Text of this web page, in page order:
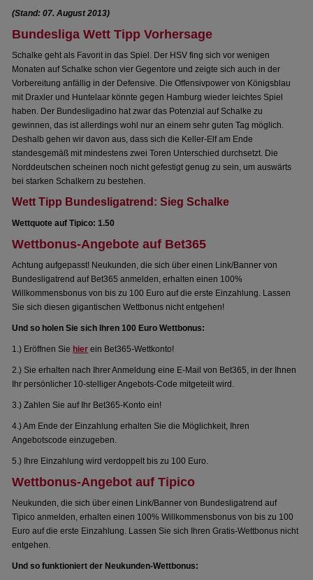
(Stand: 07. August 2013)
Bundesliga Wett Tipp Vorhersage
Schalke geht als Favorit in das Spiel. Der HSV fing sich vor wenigen
Monaten auf Schalke schon vier Gegentore und zeigte sich auch in der
Vorbereitung anfällig in der Defensive. Die Offensivpower von Königsblau
mit Draxler und Huntelaar könnte gegen Hamburg wieder leichtes Spiel
haben. Der Bundesligadino hat zwar das Potenzial auf Schalke zu
gewinnen, das ist allerdings wohl nur an einem sehr guten Tag möglich.
Deshalb gehen wir davon aus, dass sich die Keller-Elf am Ende
standesgemäß mit mindestens zwei Toren Unterschied durchsetzt. Die
Norddeutschen scheinen noch nicht gefestigt genug zu sein, um auswärts
bei starken Schalkern zu bestehen.
Wett Tipp Bundesligatrend: Sieg Schalke
Wettquote auf Tipico: 1.50
Wettbonus-Angebote auf Bet365
Achtung aufgepasst! Neukunden, die sich über einen Link/Banner von
Bundesligatrend auf Bet365 anmelden, erhalten einen 100%
Willkommensbonus von bis zu 100 Euro auf die erste Einzahlung. Lassen
Sie sich diesen gigantischen Wettbonus nicht entgehen!
Und so holen Sie sich Ihren 100 Euro Wettbonus:
1.) Eröffnen Sie hier ein Bet365-Wettkonto!
2.) Sie erhalten nach Ihrer Anmeldung eine E-Mail von Bet365, in der Ihnen
Ihr persönlicher 10-stelliger Angebots-Code mitgeteilt wird.
3.) Zahlen Sie auf Ihr Bet365-Konto ein!
4.) Am Ende der Einzahlung erhalten Sie die Möglichkeit, Ihren
Angebotscode einzugeben.
5.) Ihre Einzahlung wird verdoppelt bis zu 100 Euro.
Wettbonus-Angebot auf Tipico
Neukunden, die sich über einen Link/Banner von Bundesligatrend auf
Tipico anmelden, erhalten einen 100% Willkommensbonus von bis zu 100
Euro auf die erste Einzahlung. Lassen Sie sich Ihren Gratis-Wettbonus nicht
entgehen.
Und so funktioniert der Neukunden-Wettbonus: